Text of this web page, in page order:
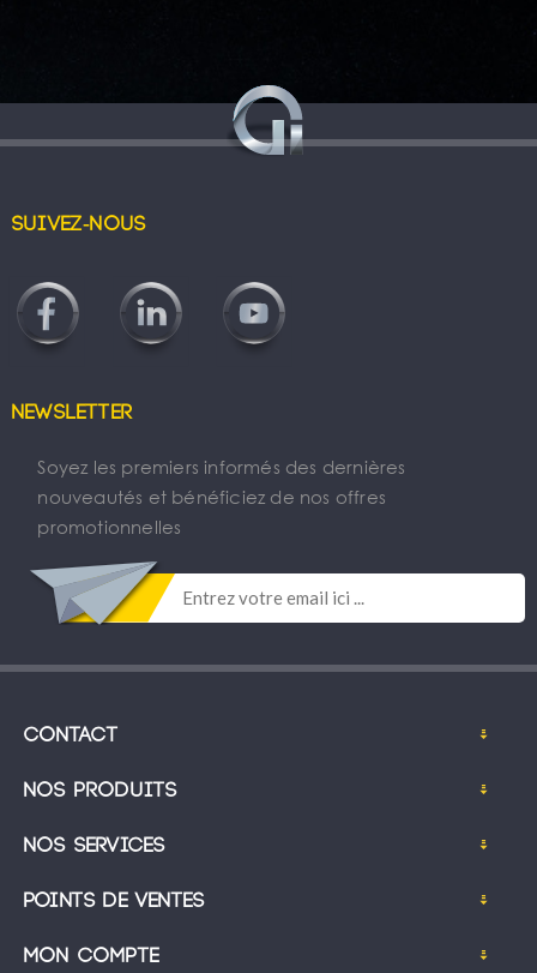
Suivez-nous
Newsletter
Soyez les premiers informés des dernières
nouveautés et bénéficiez de nos offres
promotionnelles
Contact
Nos produits
Nos services
Points de ventes
Mon compte